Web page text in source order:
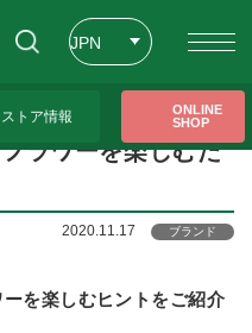
JPN
ストア情報
ONLINE
SHOP
】ドライフラワーを楽しむためのお道具
ラワーを楽しむた
2020.11.17 ブランド
を楽しむヒントをご紹介